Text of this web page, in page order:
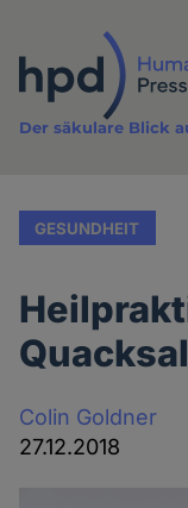
Inhalt
Der säkulare Blick
GESUNDHEIT
Colin Goldner
27.12.2018